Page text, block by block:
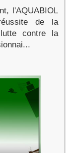
l'AQUABIOL
de la
contre la